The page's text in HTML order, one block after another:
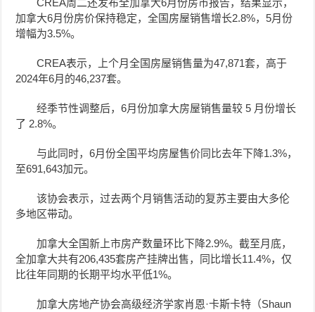
CREA周二还发布全加拿大6月份房市报告，结果显示，
加拿大6月份房价保持稳定，全国房屋销售增长2.8%，5月份
增幅为3.5%。
CREA表示，上个月全国房屋销售量为47,871套，高于
2024年6月的46,237套。
经季节性调整后，6月份加拿大房屋销售量较 5 月份增长
了 2.8%。
与此同时，6月份全国平均房屋售价同比去年下降1.3%，
至691,643加元。
该协会表示，过去两个月销售活动的复苏主要由大多伦
多地区带动。
加拿大全国新上市房产数量环比下降2.9%。截至月底，
全加拿大共有206,435套房产挂牌出售，同比增长11.4%，仅
比往年同期的长期平均水平低1%。
加拿大房地产协会高级经济学家肖恩·卡斯卡特（Shaun